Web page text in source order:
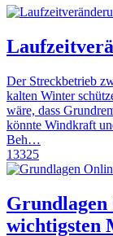
Der Streckbetrieb
kalten Winter
wäre, dass
könnte Windkraft
Beh…
13325
wichtigsten